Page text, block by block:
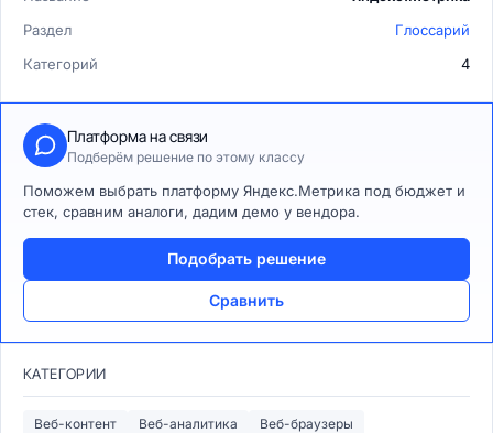
Раздел
Глоссарий
Категорий
4
Платформа на связи
Подберём решение по этому классу
Поможем выбрать платформу Яндекс.Метрика под бюджет и
стек, сравним аналоги, дадим демо у вендора.
Подобрать решение
Сравнить
КАТЕГОРИИ
Веб-контент Веб-аналитика
Веб-браузеры